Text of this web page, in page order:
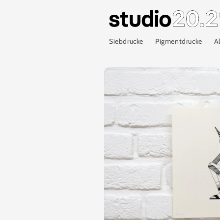
Siebdrucke Pigmentdrucke
Zu
springen